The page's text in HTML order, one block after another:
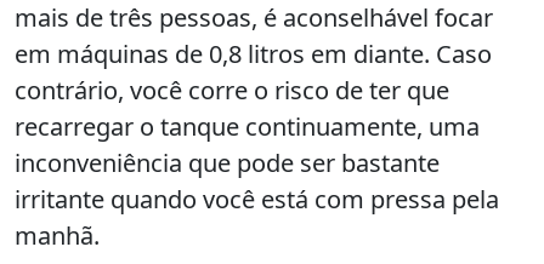
mais de três pessoas, é aconselhável focar
em máquinas de 0,8 litros em diante. Caso
contrário, você corre o risco de ter que
recarregar o tanque continuamente, uma
inconveniência que pode ser bastante
irritante quando você está com pressa pela
manhã.